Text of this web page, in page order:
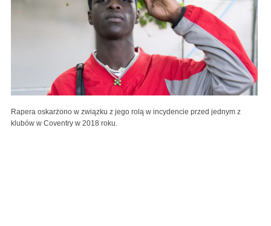
Rapera oskarżono w związku z jego rolą w incydencie przed jednym z
klubów w Coventry w 2018 roku.